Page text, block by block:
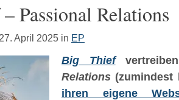
Passional Relations
April 2025 in EP
Big Thief
Relations
ihren eigene